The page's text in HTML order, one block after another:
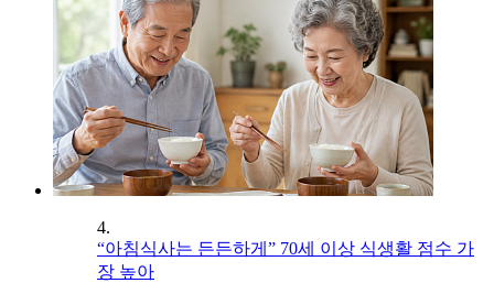
4.
“아침식사는 든든하게” 70세 이상 식생활 점수 가
장 높아